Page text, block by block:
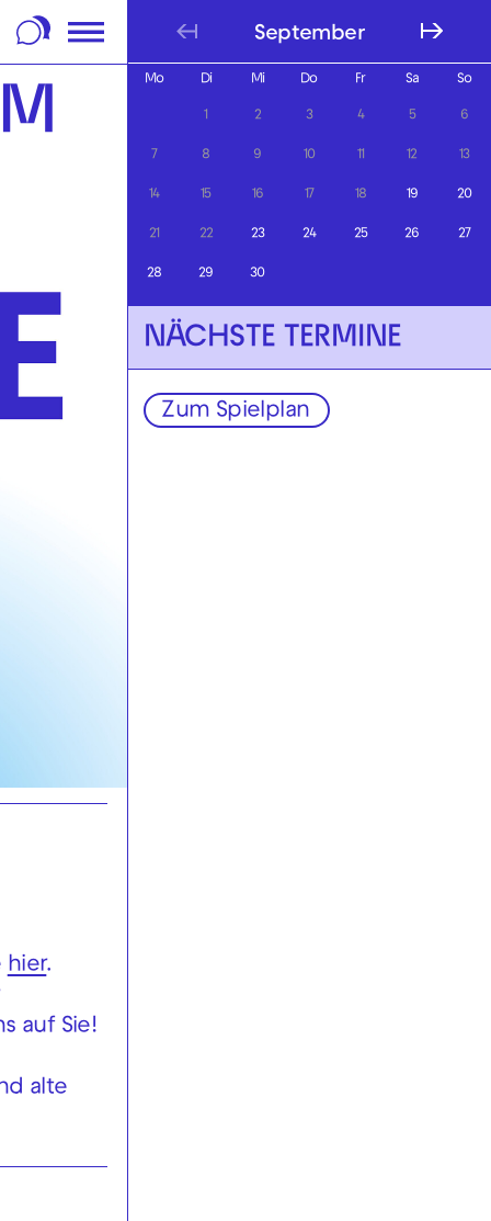
Footer springen
hier.
auf Sie!
alte
September
Mo Di Mi Do Fr Sa So
1 2 3 4 5 6
7 8 9 10 11 12 13
14 15 16 17 18 19 20
21 22 23 24 25 26 27
28 29 30
NÄCHSTE TERMINE
Zum Spielplan